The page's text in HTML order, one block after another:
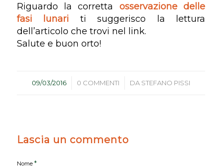
Riguardo la corretta osservazione delle
fasi lunari ti suggerisco la lettura
dell’articolo che trovi nel link.
Salute e buon orto!
09/03/2016
/ 0 COMMENTI
/ DA STEFANO PISSI
Lascia un commento
Nome *